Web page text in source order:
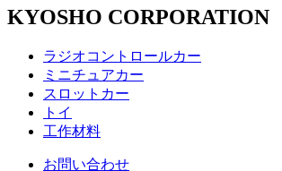
KYOSHO CORPORATION
ラジオコントロールカー
ミニチュアカー
スロットカー
トイ
工作材料
お問い合わせ